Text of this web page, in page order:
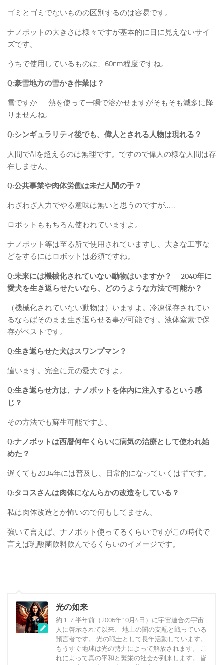
ゴミとゴミでないものの区別するのは容易です。
ナノボットの大きさは様々ですが基本的に目に見えないサイ
ズです。
うちで使用しているものは、60nm程度ですね。
Q:豪雪地方の雪かき作業は？
雪ですか……熱を使って一瞬で溶かせますがそもそも滅多に降
りませんね。
Q:シンギュラリティ後でも、偉人とされる人物は現れる？
人間でAIを超えるのは無理です。ですので偉人の様な人間は存
在しません。
Q:公共事業や肉体労働は未だ人間の手？
わざわざ人力でやる意味は無いと思うのですが……
ロボットももちろん使われていますよ。
ナノボット等は至る所で使用されていますし、大きな工事な
どをするにはロボットは必須ですね。
Q:未来には機械化されていない動物はいますか？ 2040年に
愛犬を生き返らせたいなら、どのうような方法で可能か？
（機械化されていない動物は）いますよ。冷凍保存されてい
るならばそのまま生き返らせる事が可能です。液体窒素で保
存がベストです。
Q:生き返らせた犬はスワンプマン？
違います。完全に元の愛犬ですよ。
Q:生き返らせ方は、ナノボットを体内に注入するという感
じ？
その方法でも蘇生可能ですよ。
Q:ナノボットは西暦何年くらいに病気の治療として使われ始
めた？
遅くても2034年には普及し、日常的になっていくはずです。
Q:タコスさんは肉体になんらかの改造をしている？
私は肉体改造とか怖いので何もしてません。
強いて言えば、ナノボット使ってるくらいですがこの時代で
言えば乳酸菌飲料飲んでるくらいのイメージです。
光の如来
約１７半年前（2006年10月4日）に宇宙連合の宇宙
人に啓示されて以来、 地上の闇の支配と戦っている
預言者です。 光の戦士として長年活動しています。
もうすぐ地球は光の勢力によって解放されます。 こ
れによって真の平和と繁栄の社会が到来します。 皆